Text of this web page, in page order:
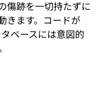
傷跡を一切持たずに
きます。コードが
ベースには意図的